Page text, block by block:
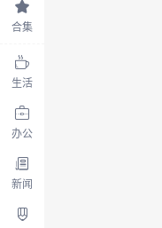
合集
生活
办公
新闻